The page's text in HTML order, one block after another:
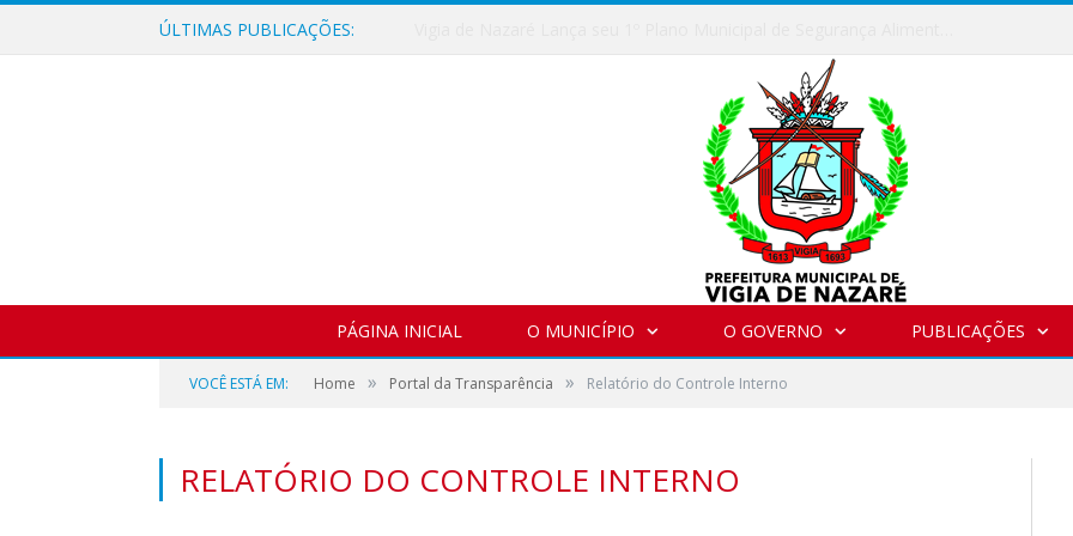
ÚLTIMAS PUBLICAÇÕES:
PÁGINA INICIAL O MUNICÍPIO O GOVERNO PUBLICAÇÕES
VOCÊ ESTÁ EM: Home » Portal da Transparência » Relatório do Controle Interno
RELATÓRIO DO CONTROLE INTERNO